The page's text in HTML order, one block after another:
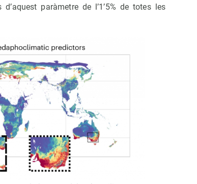
paràmetre de l’1’5% de totes les